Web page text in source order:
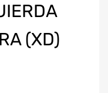
(XD)